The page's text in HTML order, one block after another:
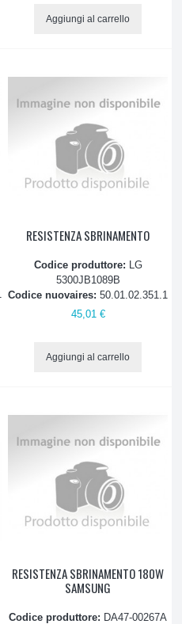
Aggiungi al carrello
RESISTENZA SBRINAMENTO
Codice produttore:
LG
5300JB1089B
Codice nuovaires:50.01.02.351.1
45,01 €
Aggiungi al carrello
RESISTENZA SBRINAMENTO 180W
SAMSUNG
Codice produttore: DA47-00267A